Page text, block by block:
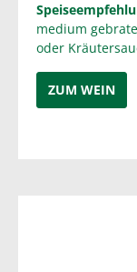
medium
oder
ZUM WEIN